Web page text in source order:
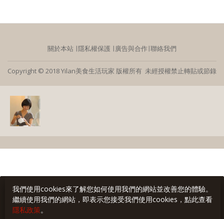
關於本站 ∣隱私權保護 ∣ 廣告與合作∣聯絡我們
Copyright © 2018 Yilan美食生活玩家 版權所有 未經授權禁止轉貼或節錄
我們使用cookies來了解您如何使用我們的網站並改善您的體驗。
繼續使用我們的網站，即表示您接受我們使用cookies，點此查看
隱私政策。